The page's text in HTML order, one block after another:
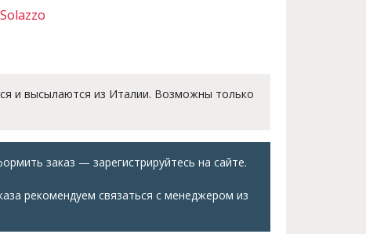
Solazzo
и высылаются из Италии. Возможны только
заказ — зарегистрируйтесь на сайте.
рекомендуем связаться с менеджером из